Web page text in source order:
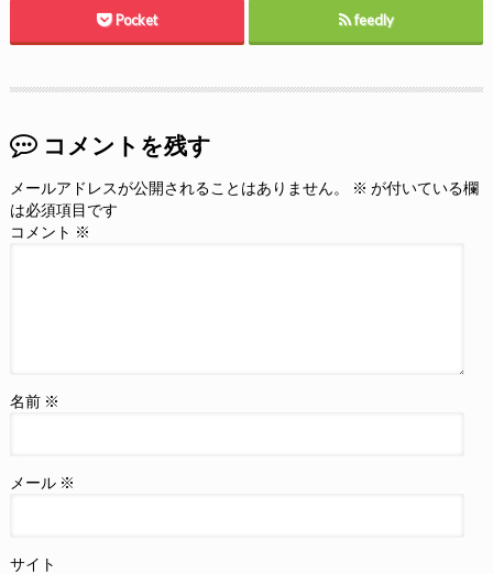
Pocket feedly
コメントを残す
メールアドレスが公開されることはありません。 ※ が付いている欄
は必須項目です
コメント ※
名前 ※
メール ※
サイト